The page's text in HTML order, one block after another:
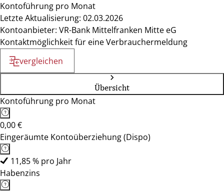
Kontoführung pro Monat
Letzte Aktualisierung: 02.03.2026
Kontoanbieter: VR-Bank Mittelfranken Mitte eG
Kontaktmöglichkeit für eine Verbrauchermeldung
vergleichen
Übersicht
Kontoführung pro Monat
0,00 €
Eingeräumte Kontoüberziehung (Dispo)
11,85 % pro Jahr
Habenzins